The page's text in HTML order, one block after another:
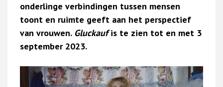
onderlinge verbindingen tussen mensen
toont en ruimte geeft aan het perspectief
van vrouwen. Gluckaufis te zien tot en met 3
september 2023.